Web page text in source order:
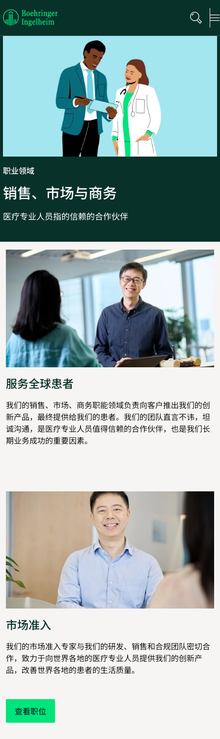
Boehringer
Ingelheim
职业领域
销售、市场与商务
医疗专业人员指的信赖的合作伙伴
服务全球患者
我们的销售、市场、商务职能领域负责向客户推出我们的创
新产品，最终提供给我们的患者。我们的团队直言不讳，坦
诚沟通，是医疗专业人员值得信赖的合作伙伴，也是我们长
期业务成功的重要因素。
市场准入
我们的市场准入专家与我们的研发、销售和合规团队密切合
作，致力于向世界各地的医疗专业人员提供我们的创新产
品，改善世界各地的患者的生活质量。
查看职位